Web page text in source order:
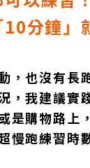
10分鐘」
，也沒有長
，我建議實
是購物路上
慢跑練習時